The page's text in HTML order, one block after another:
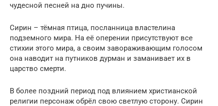
чудесной песней на дно пучины.
Сирин – тёмная птица, посланница властелина
подземного мира. На её оперении присутствуют все
стихии этого мира, а своим завораживающим голосом
она наводит на путников дурман и заманивает их в
царство смерти.
В более поздний период под влиянием христианской
религии персонаж обрёл свою светлую сторону. Сирин